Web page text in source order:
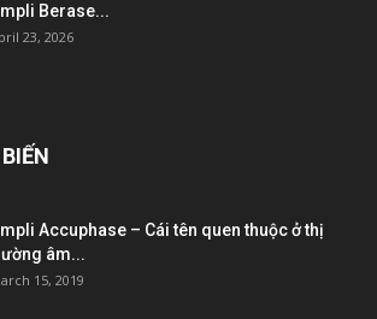
Berase...
23, 2026
Accuphase – Cái tên quen thuộc ở thị
âm...
15, 2019